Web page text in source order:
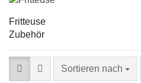
Fritteuse
Zubehör
Sortieren nach